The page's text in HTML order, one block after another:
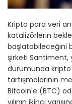
Kripto para veri
katalizörlerin
başlatabileceğini
şirketi Santiment,
durumunda
tartışmalarının
Bitcoin'e (BTC)